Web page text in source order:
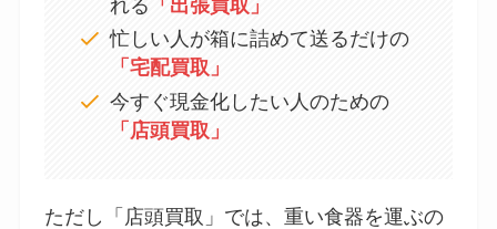
れる 「出張買取」
忙しい人が箱に詰めて送るだけの
「宅配買取」
今すぐ現金化したい人のための
「店頭買取」
ただし「店頭買取」では、重い食器を運ぶの